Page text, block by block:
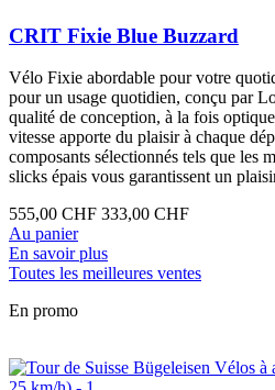
CRIT Fixie Blue Buzzard
Vélo Fixie abordable pour votre
pour un usage quotidien, conçu par
qualité de conception, à la fois
vitesse apporte du plaisir à chaque
composants sélectionnés tels que les
slicks épais vous garantissent un
555,00 CHF 333,00 CHF
Au panier
En savoir plus
Toutes les meilleures ventes
En promo